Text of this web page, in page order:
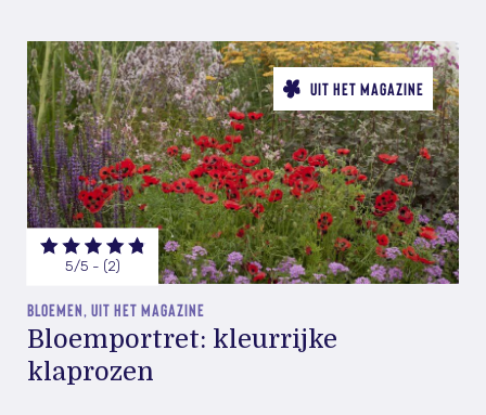
UIT HET MAGAZINE
5/5 - (2)
BLOEMEN, UIT HET MAGAZINE
Bloemportret: kleurrijke
klaprozen